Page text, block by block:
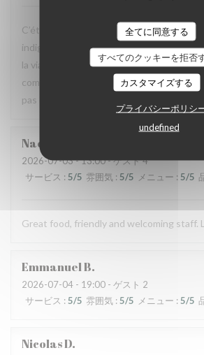
全てに同意する
すべてのクッキーを拒否
カスタマイズする
プライバシーポリシ
undefined
C’était bon, mais suite à la soirée j’ai fait
indigestion qui a nécessité un lavement.
la viande et au pain qui avaient un goût
comme si elle avait pris un coup de
pas ce restaurant, mais je pense qu’il peut
Naomi
2026-07-03- 13:00 - ゲスト 4
サービス : 5/5 雰囲気 : 5/5 メニュー : 5/5
Great food, friendly and welcoming staff.
EmmanuelB
2026-07-04 - 19:00 - ゲスト 2
サービス :5/5 雰囲気 : 5/5 メニュー :5/5
NicolasD